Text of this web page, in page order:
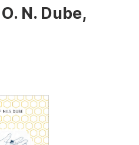
N. Dube,